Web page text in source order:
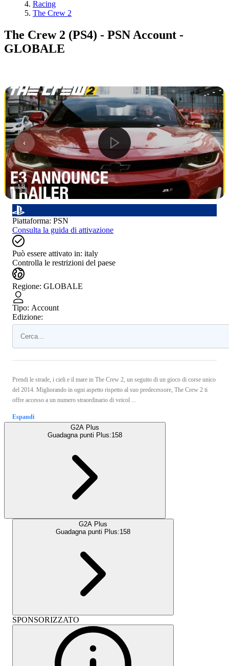
Racing
The Crew 2
The Crew 2 (PS4) - PSN Account -
GLOBALE
1/8
Piattaforma: PSN
Consulta la guida di attivazione
Può essere attivato in: italy
Controlla le restrizioni del paese
Regione: GLOBALE
Tipo: Account
Edizione:
Prendi le strade, i cieli e il mare in The Crew 2, un seguito di un gioco di corse unico
del 2014. Migliorando in ogni aspetto rispetto al suo predecessore, The Crew 2 ti
offre accesso a un numero straordinario di veicol ...
Espandi
G2A Plus
Guadagna punti Plus:158
G2A Plus
Guadagna punti Plus:158
SPONSORIZZATO